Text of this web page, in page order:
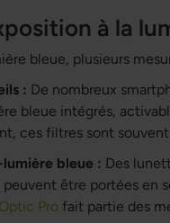
à la
bleue, plusieurs
: De nombreux
bleue intégrés,
ces filtres sont
bleue : Des
être portées en
Pro fait partie des